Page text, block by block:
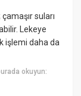
suları
Lekeye
işlemi daha da
okuyun: